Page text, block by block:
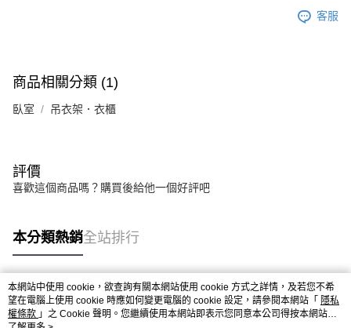
客服
商品相關分類 (1)
臥室 吊衣架．衣櫃
評價
喜歡這個商品嗎？購買後給他一個好評吧
本分類熱銷全站排行
熱門標籤
本網站中使用 cookie，欲查詢有關本網站使用 cookie 方式之詳情，及若您不希
望在電腦上使用 cookie 時應如何變更電腦的 cookie 設定，請參閱本網站「 隱私
權條款 」之 Cookie 聲明。您繼續使用本網站即表示您同意本公司得按本網站使